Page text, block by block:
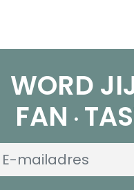
WORD
FAN